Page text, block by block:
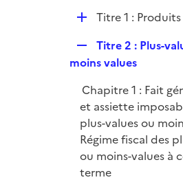
i
e
r
p
e
r
D
l
i
e
r
Titre 1 : Produits
e
l
i
e
r
Titre 2 : Plus-
moins values
Chapitre 1 : Fait
et assiette
plus-values ou
Régime fiscal des
ou moins-values à
terme